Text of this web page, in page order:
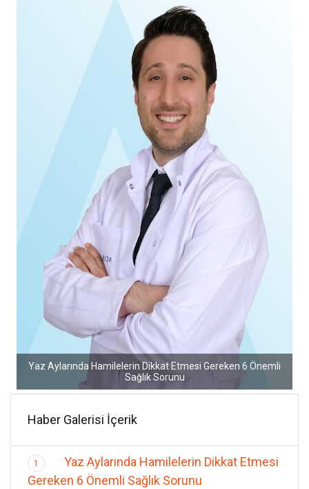
Yaz Aylarında Hamilelerin Dikkat Etmesi Gereken 6 Önemli
Sağlık Sorunu
Haber Galerisi İçerik
1
Yaz Aylarında Hamilelerin Dikkat Etmesi
Gereken 6 Önemli Sağlık Sorunu